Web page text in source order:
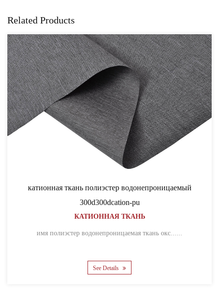
Related Products
катионная ткань полиэстер водонепроницаемый
300d300dcation-pu
КАТИОННАЯ ТКАНЬ
имя полиэстер водонепроницаемая ткань окс......
See Details